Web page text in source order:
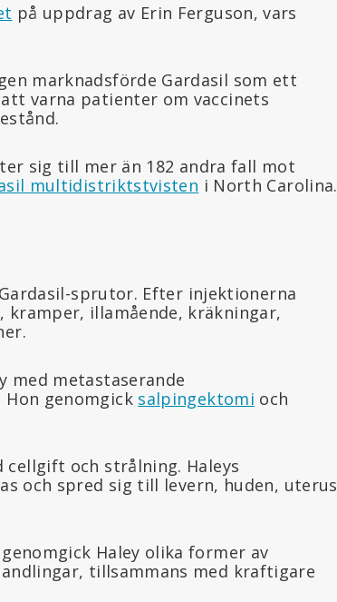
på uppdrag av Erin Ferguson, vars
marknadsförde Gardasil som ett
varna patienter om vaccinets
sig till mer än 182 andra fall mot
multidistriktstvisten i North Carolina.
sprutor. Efter injektionerna
illamående, kräkningar,
med metastaserande
Hon genomgick salpingektomi och
cellgift och strålning. Haleys
och spred sig till levern, huden, uterus
Haley olika former av
tillsammans med kraftigare